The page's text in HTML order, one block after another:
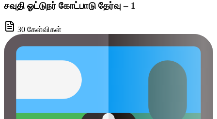
சவுதி ஓட்டுநர் கோட்பாடு தேர்வு – 1
30 கேள்விகள்